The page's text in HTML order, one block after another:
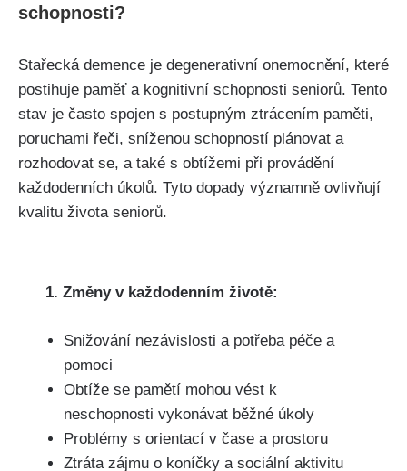
schopnosti?
Stařecká demence je degenerativní onemocnění, které
postihuje paměť a kognitivní schopnosti seniorů. Tento
stav je často spojen s postupným ztrácením paměti,
poruchami řeči, sníženou schopností plánovat a
rozhodovat se, a také s obtížemi při provádění
každodenních úkolů. Tyto dopady významně ovlivňují
kvalitu života seniorů.
1. Změny v každodenním životě:
Snižování nezávislosti a potřeba péče a
pomoci
Obtíže se pamětí mohou vést k
neschopnosti vykonávat běžné úkoly
Problémy s orientací v čase a prostoru
Ztráta zájmu o koníčky a sociální aktivitu